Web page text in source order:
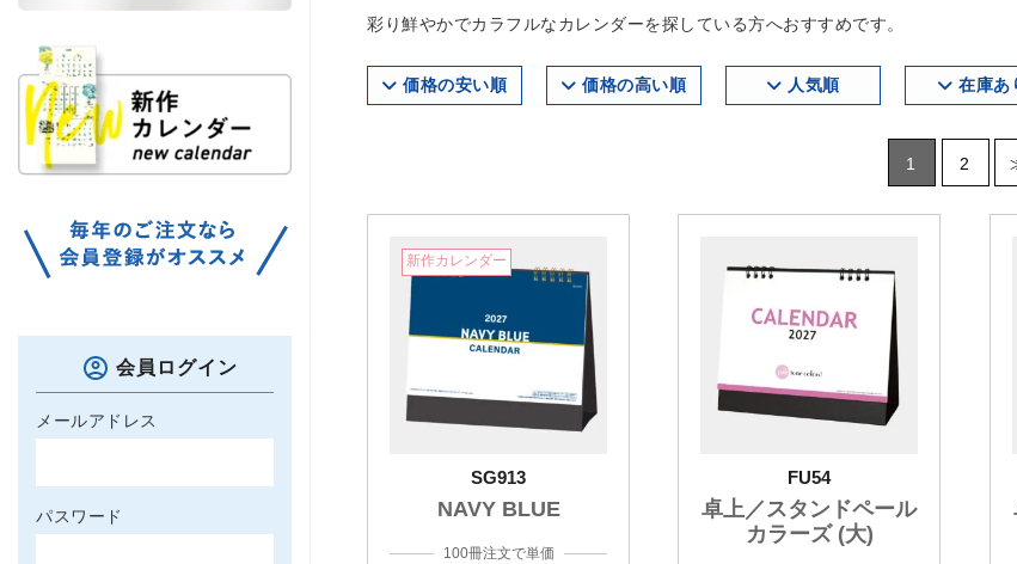
彩り鮮やかでカラフルなカレンダーを探している方へおすすめです。
価格の安い順 価格の高い順 人気順 在庫あ
1 2
新作カレンダー
SG913
NAVY BLUE
100冊注文で単価
FU54
卓上／スタンドペール
カラーズ (大)
会員ログイン
メールアドレス
パスワード